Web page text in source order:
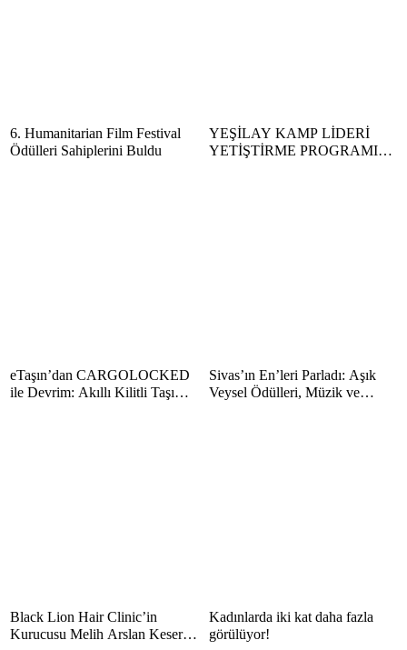
6. Humanitarian Film Festival
Ödülleri Sahiplerini Buldu
YEŞİLAY KAMP LİDERİ
YETİŞTİRME PROGRAMI
eTaşın’dan CARGOLOCKED
ile Devrim: Akıllı Kilitli Taşıma
Sivas’ın En’leri Parladı: Aşık
Veysel Ödülleri, Müzik ve
Black Lion Hair Clinic’in
Kurucusu Melih Arslan Keser,
Kadınlarda iki kat daha fazla
görülüyor!